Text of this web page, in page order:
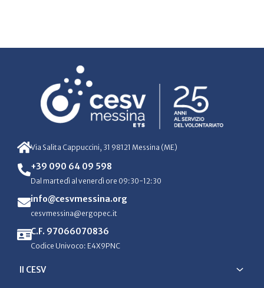
Via Salita Cappuccini, 31 98121 Messina (ME)
+39 090 64 09 598
Dal martedì al venerdì ore 09:30-12:30
info@cesvmessina.org
cesvmessina@ergopec.it
C.F. 97066070836
Codice Univoco: E4X9PNC
Il CESV